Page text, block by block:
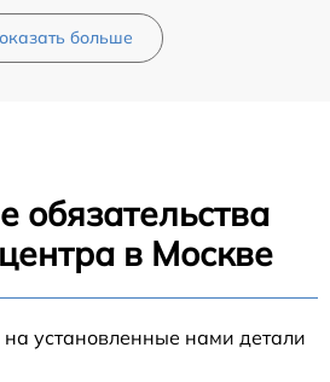
больше
обязательства
в Москве
на установленные нами детали